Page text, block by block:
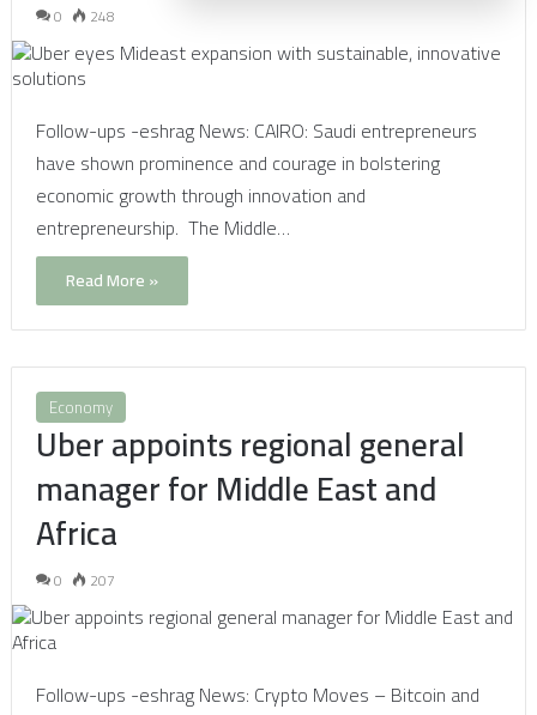
0 248
Follow-ups -eshrag News: CAIRO: Saudi entrepreneurs
have shown prominence and courage in bolstering
economic growth through innovation and
entrepreneurship. The Middle…
Read More »
Economy
Uber appoints regional general
manager for Middle East and
Africa
0 207
Follow-ups -eshrag News: Crypto Moves – Bitcoin and